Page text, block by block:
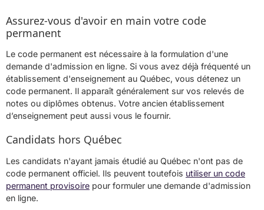
Assurez-vous d'avoir en main votre code
permanent
Le code permanent est nécessaire à la formulation d'une
demande d'admission en ligne. Si vous avez déjà fréquenté un
établissement d'enseignement au Québec, vous détenez un
code permanent. Il apparaît généralement sur vos relevés de
notes ou diplômes obtenus. Votre ancien établissement
d’enseignement peut aussi vous le fournir.
Candidats hors Québec
Les candidats n'ayant jamais étudié au Québec n'ont pas de
code permanent officiel. Ils peuvent toutefois utiliser un code
permanent provisoire pour formuler une demande d'admission
en ligne.